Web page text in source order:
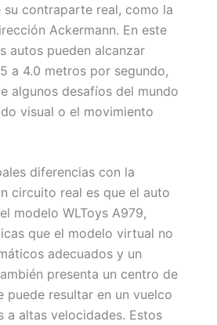
contraparte real, como la
Ackermann. En este
autos pueden alcanzar
a 4.0 metros por segundo,
algunos desafíos del mundo
visual o el movimiento
diferencias con la
circuito real es que el auto
modelo WLToys A979,
que el modelo virtual no
adecuados y un
presenta un centro de
puede resultar en un vuelco
a altas velocidades. Estos